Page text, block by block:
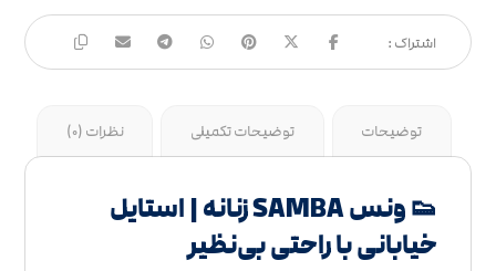
توضیحات توضیحات تکمیلی نظرات (0)
👟 ونس SAMBA زنانه | استایل
خیابانی با راحتی بی‌نظیر